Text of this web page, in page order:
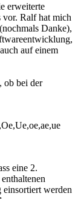
erweiterte
vor. Ralf hat mich
Danke),
auf einem
ob bei der
eine 2.
werden